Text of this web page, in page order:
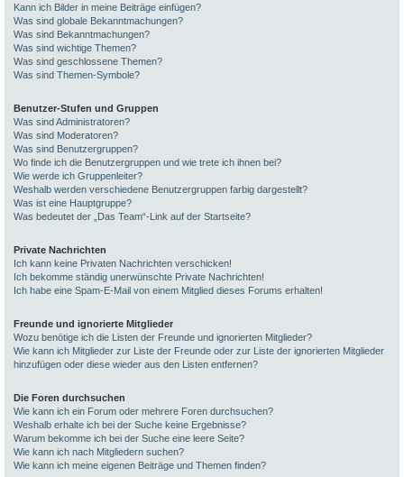
Kann ich Bilder in meine Beiträge einfügen?
Was sind globale Bekanntmachungen?
Was sind Bekanntmachungen?
Was sind wichtige Themen?
Was sind geschlossene Themen?
Was sind Themen-Symbole?
Benutzer-Stufen und Gruppen
Was sind Administratoren?
Was sind Moderatoren?
Was sind Benutzergruppen?
Wo finde ich die Benutzergruppen und wie trete ich ihnen bei?
Wie werde ich Gruppenleiter?
Weshalb werden verschiedene Benutzergruppen farbig dargestellt?
Was ist eine Hauptgruppe?
Was bedeutet der „Das Team“-Link auf der Startseite?
Private Nachrichten
Ich kann keine Privaten Nachrichten verschicken!
Ich bekomme ständig unerwünschte Private Nachrichten!
Ich habe eine Spam-E-Mail von einem Mitglied dieses Forums erhalten!
Freunde und ignorierte Mitglieder
Wozu benötige ich die Listen der Freunde und ignorierten Mitglieder?
Wie kann ich Mitglieder zur Liste der Freunde oder zur Liste der ignorierten Mitglieder
hinzufügen oder diese wieder aus den Listen entfernen?
Die Foren durchsuchen
Wie kann ich ein Forum oder mehrere Foren durchsuchen?
Weshalb erhalte ich bei der Suche keine Ergebnisse?
Warum bekomme ich bei der Suche eine leere Seite?
Wie kann ich nach Mitgliedern suchen?
Wie kann ich meine eigenen Beiträge und Themen finden?